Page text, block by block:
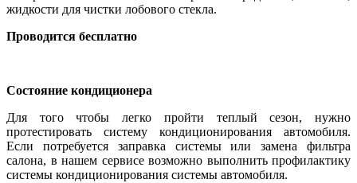
жидкости для чистки лобового стекла.
Проводится бесплатно
Состояние кондиционера
Для того чтобы легко пройти теплый сезон, нужно
протестировать систему кондиционирования автомобиля.
Если потребуется заправка системы или замена фильтра
салона, в нашем сервисе возможно выполнить профилактику
системы кондиционирования системы автомобиля.